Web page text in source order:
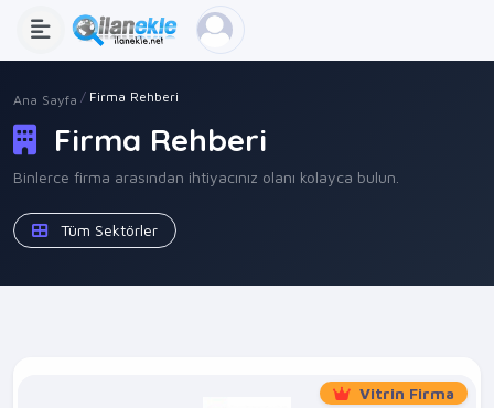
Ana Sayfa Firma Rehberi
Firma Rehberi
Binlerce firma arasından ihtiyacınız olanı kolayca bulun.
Tüm Sektörler
Vitrin Firma